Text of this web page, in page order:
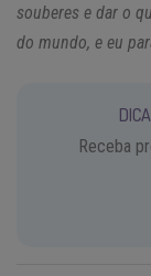
souberes e dar o
do mundo, e eu
Receba